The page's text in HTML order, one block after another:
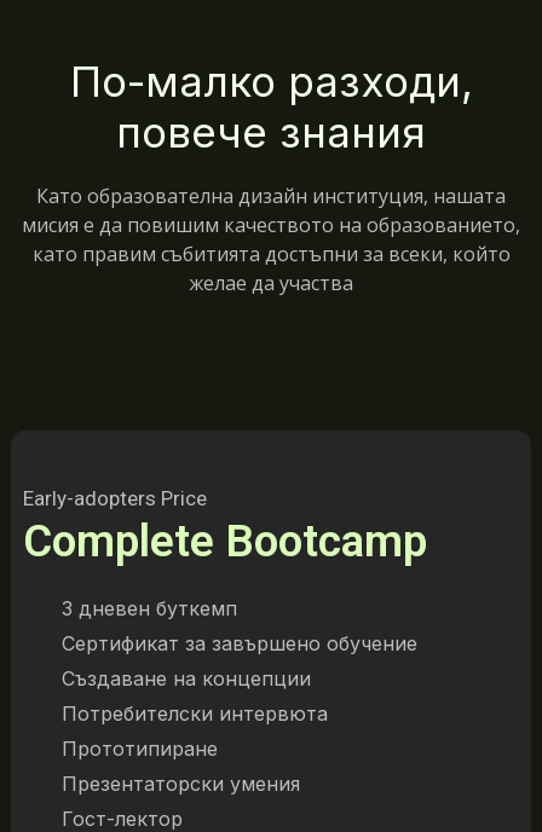
По-малко разходи,
повече знания
Като образователна дизайн институция, нашата
мисия е да повишим качеството на образованието,
като правим събитията достъпни за всеки, който
желае да участва
Early-adopters Price
Complete Bootcamp
3 дневен буткемп
Сертификат за завършено обучение
Създаване на концепции
Потребителски интервюта
Прототипиране
Презентаторски умения
Гост-лектор